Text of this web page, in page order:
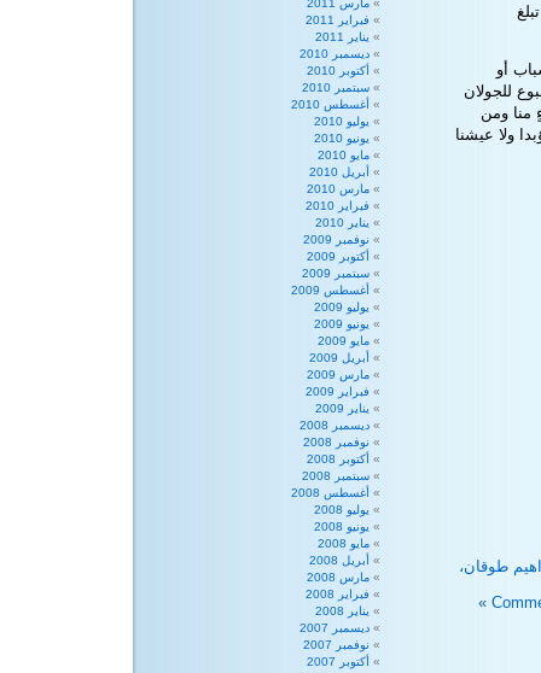
أو
للجولان
منا ومن
ولا عيشنا
طوقان،
مارس 2011
فبراير 2011
يناير 2011
ديسمبر 2010
أكتوبر 2010
سبتمبر 2010
أغسطس 2010
يوليو 2010
يونيو 2010
مايو 2010
أبريل 2010
مارس 2010
فبراير 2010
يناير 2010
نوفمبر 2009
أكتوبر 2009
سبتمبر 2009
أغسطس 2009
يوليو 2009
يونيو 2009
مايو 2009
أبريل 2009
مارس 2009
فبراير 2009
يناير 2009
ديسمبر 2008
نوفمبر 2008
أكتوبر 2008
سبتمبر 2008
أغسطس 2008
يوليو 2008
يونيو 2008
مايو 2008
أبريل 2008
مارس 2008
فبراير 2008
يناير 2008
ديسمبر 2007
نوفمبر 2007
أكتوبر 2007